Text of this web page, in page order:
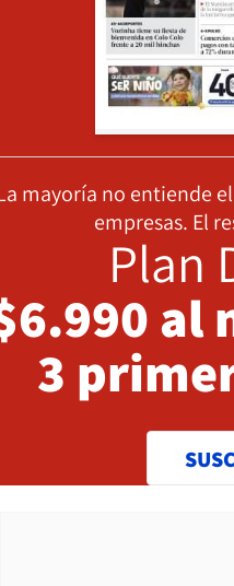
mayoría no entiende
empresas. El
Plan
al
3